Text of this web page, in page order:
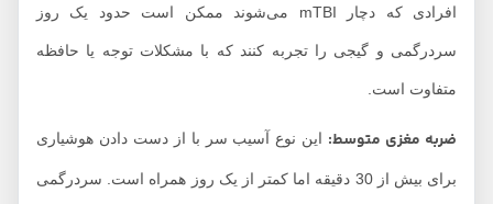
افرادی که دچار mTBI می‌شوند ممکن است حدود یک روز
سردرگمی و گیجی را تجربه کنند که با مشکلات توجه یا حافظه
متفاوت است.
ضربه مغزی متوسط:این نوع آسیب سر با از دست دادن هوشیاری
برای بیش از 30 دقیقه اما کمتر از یک روز همراه است. سردرگمی